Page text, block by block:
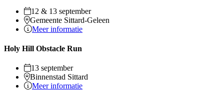
12 & 13 september
Gemeente Sittard-Geleen
Meer informatie
Holy Hill Obstacle Run
13 september
Binnenstad Sittard
Meer informatie